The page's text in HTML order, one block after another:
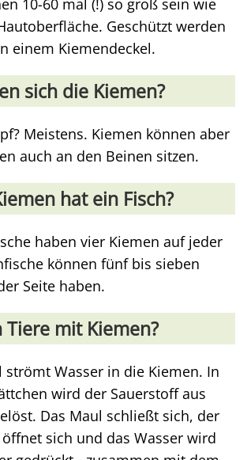
10-60 mal (!) so groß sein wie
Geschützt werden
einem Kiemendeckel.
sich die Kiemen?
Meistens. Kiemen können aber
auch an den Beinen sitzen.
hat ein Fisch?
haben vier Kiemen auf jeder
können fünf bis sieben
Seite haben.
mit Kiemen?
strömt Wasser in die Kiemen. In
wird der Sauerstoff aus
Das Maul schließt sich, der
sich und das Wasser wird